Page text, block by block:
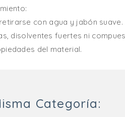
con agua y jabón suave.
disolventes fuertes ni
del material.
Categoría: